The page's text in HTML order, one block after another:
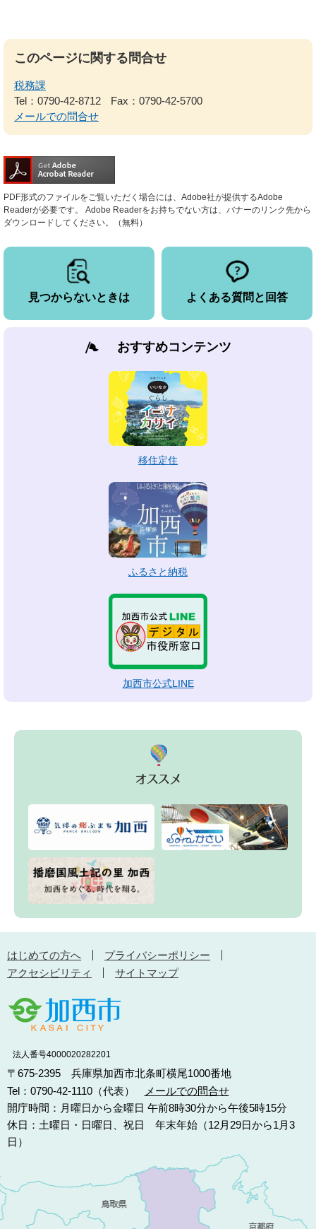
このページに関する問合せ
税務課
Tel：0790-42-8712
Fax：0790-42-5700
メールでの問合せ
PDF形式のファイルをご覧いただく場合には、Adobe社が提供するAdobe
Readerが必要です。
Adobe Readerをお持ちでない方は、バナーのリンク先から
ダウンロードしてください。（無料）
見つからないときは よくある質問と回答
おすすめコンテンツ
移住定住
ふるさと納税
加西市公式LINE
はじめての方へ
プライバシーポリシー
アクセシビリティ
サイトマップ
法人番号4000020282201
〒675-2395 兵庫県加西市北条町横尾1000番地
Tel：0790-42-1110（代表）
メールでの問合せ
開庁時間：月曜日から金曜日 午前8時30分から午後5時15分
休日：土曜日・日曜日、祝日 年末年始（12月29日から1月3
日）